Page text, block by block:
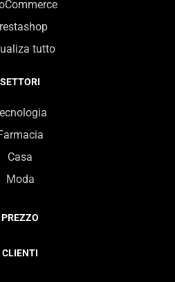
tutto
SETTORI
Casa
Moda
PREZZO
CLIENTI